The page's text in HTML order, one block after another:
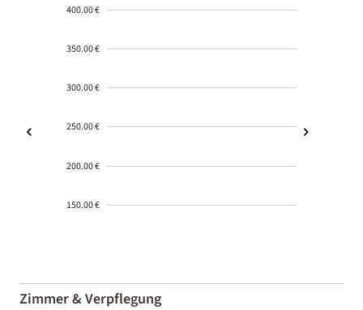
400.00 €
350.00 €
300.00 €
250.00 €
200.00 €
150.00 €
01-02
Zimmer & Verpflegung